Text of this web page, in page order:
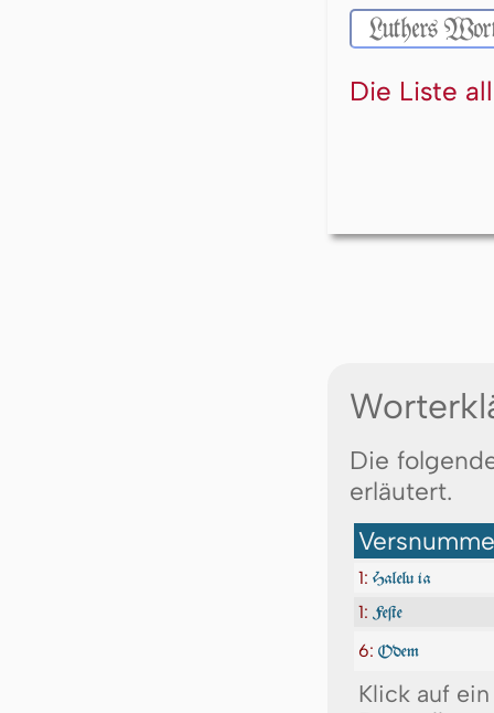
Die Liste
Die
erläutert.
1: Halelu ia
1: Feſte
6: Odem
Klick auf